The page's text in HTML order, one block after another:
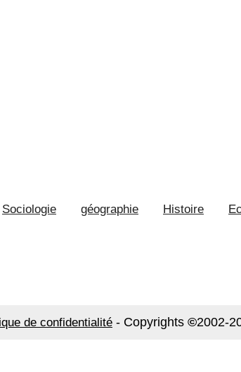
Sociologie géographie Histoire
de confidentialité - Copyrights ©2002-